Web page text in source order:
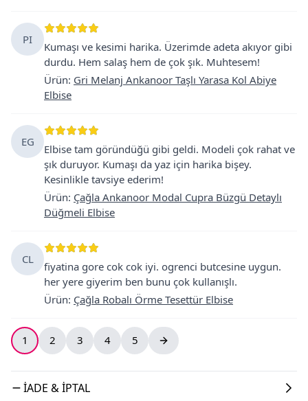
PI
Kumaşı ve kesimi harika. Üzerimde adeta akıyor gibi
durdu. Hem salaş hem de çok şık. Muhtesem!
Ürün: Gri Melanj Ankanoor Taşlı Yarasa Kol Abiye
Elbise
EG
Elbise tam göründüğü gibi geldi. Modeli çok rahat ve
şık duruyor. Kumaşı da yaz için harika bişey.
Kesinlikle tavsiye ederim!
Ürün: Çağla Ankanoor Modal Cupra Büzgü Detaylı
Düğmeli Elbise
CL
fiyatina gore cok cok iyi. ogrenci butcesine uygun.
her yere giyerim ben bunu çok kullanışlı.
Ürün: Çağla Robalı Örme Tesettür Elbise
1 2 3 4 5
İADE & İPTAL